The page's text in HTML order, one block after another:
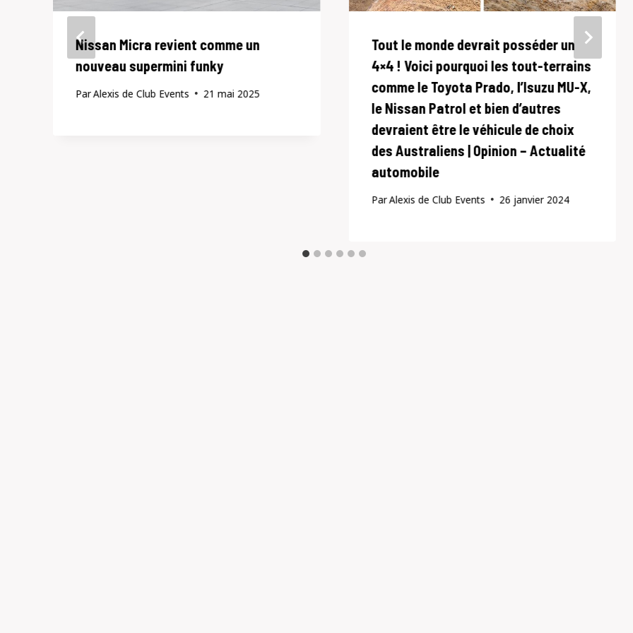
Nissan Micra revient comme un
nouveau supermini funky
ParAlexis de Club Events 21 mai 2025
Tout le monde devrait posséder un
4×4 ! Voici pourquoi les tout-terrains
comme le Toyota Prado, l’Isuzu MU-X,
le Nissan Patrol et bien d’autres
devraient être le véhicule de choix
des Australiens | Opinion – Actualité
automobile
ParAlexis de Club Events 26 janvier 2024